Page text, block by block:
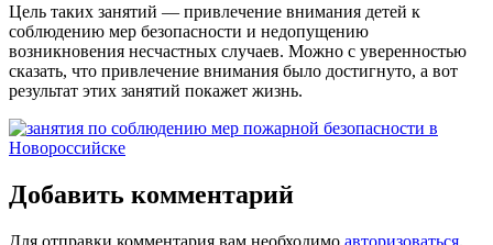
Цель таких занятий — привлечение внимания детей к
соблюдению мер безопасности и недопущению
возникновения несчастных случаев. Можно с уверенностью
сказать, что привлечение внимания было достигнуто, а вот
результат этих занятий покажет жизнь.
Добавить комментарий
Для отправки комментария вам необходимо авторизоваться.